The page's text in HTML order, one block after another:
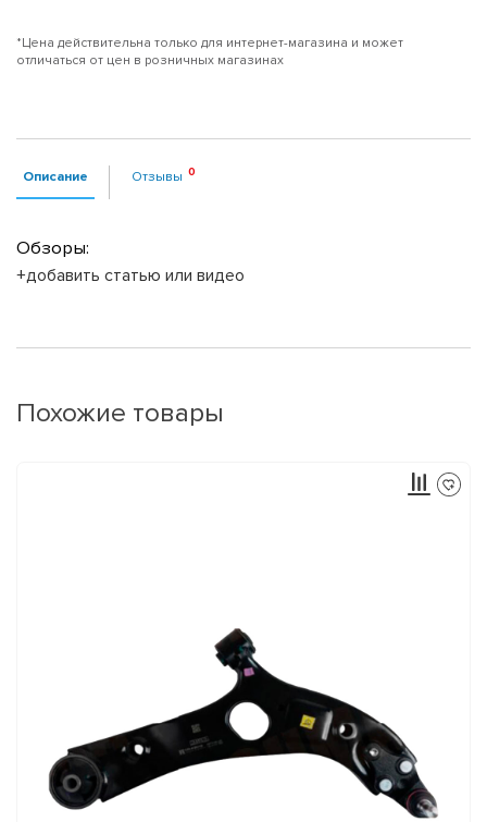
*Цена действительна только для интернет-магазина и может
отличаться от цен в розничных магазинах
Описание Отзывы
Обзоры:
+добавить статью или видео
Похожие товары